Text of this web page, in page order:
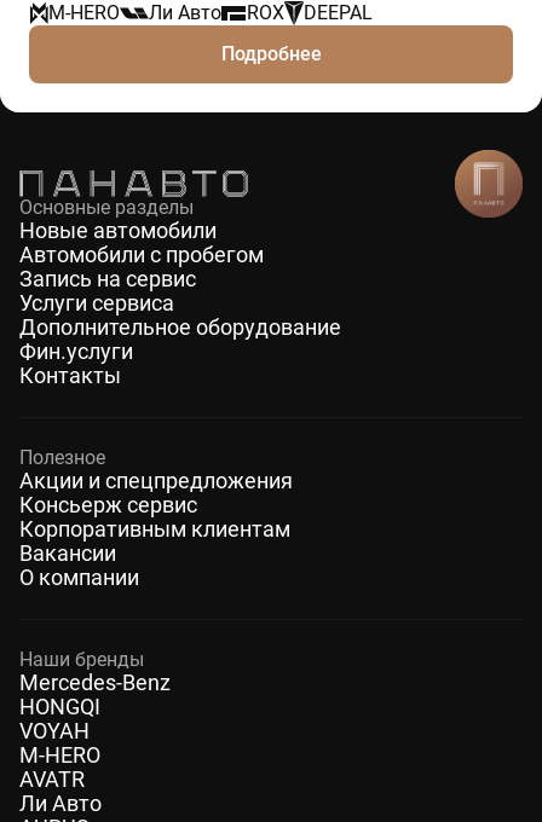
M-HERO
Ли Авто ROX
DEEPAL
Подробнее
Основные разделы
Новые автомобили
Автомобили с пробегом
Запись на сервис
Услуги сервиса
Дополнительное оборудование
Фин.услуги
Контакты
Полезное
Акции и спецпредложения
Консьерж сервис
Корпоративным клиентам
Вакансии
О компании
Наши бренды
Mercedes-Benz
HONGQI
VOYAH
M-HERO
AVATR
Ли Авто